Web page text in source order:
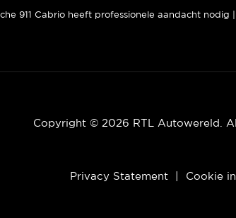
Copyright © 2026 RTL Autowereld.
Privacy Statement Cookie